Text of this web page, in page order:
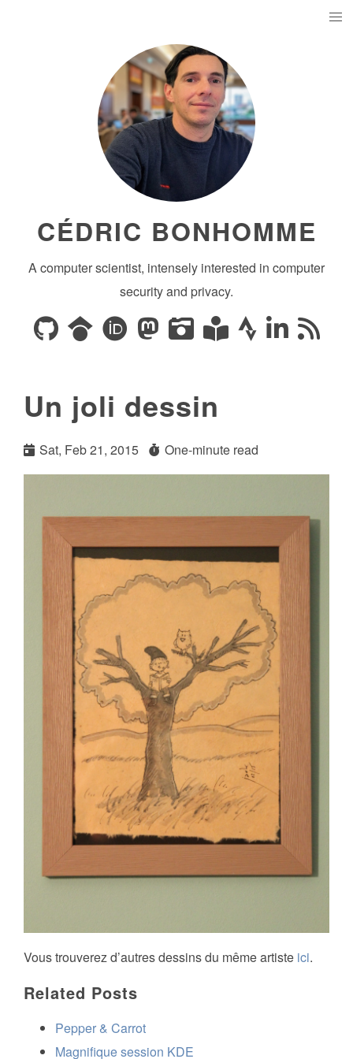
CÉDRIC BONHOMME
A computer scientist, intensely interested in computer
security and privacy.
Un joli dessin
Sat, Feb 21, 2015 One-minute read
Vous trouverez d’autres dessins du même artiste ici.
Related Posts
Pepper & Carrot
Magnifique session KDE